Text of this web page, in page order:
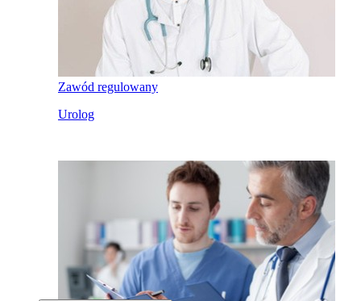
Zawód regulowany
Urolog